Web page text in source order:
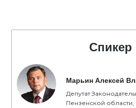
Спикер
Марьин Алексей
Депутат
Пензенской